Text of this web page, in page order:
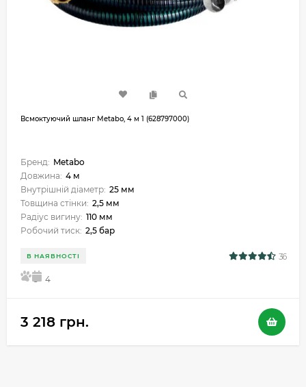
Всмоктуючий шланг Metabo, 4 м 1 (628797000)
Бренд: Metabo
Довжина: 4 м
Внутрішній діаметр: 25 мм
Товщина стінки: 2,5 мм
Радіус вигину: 110 мм
Робочий тиск: 2,5 бар
В НАЯВНОСТІ 36
5 4
3 218 грн.